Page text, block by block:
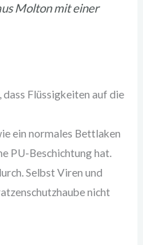
Molton mit einer
Flüssigkeiten auf die
ein normales Bettlaken
PU-Beschichtung hat.
Selbst Viren und
nicht